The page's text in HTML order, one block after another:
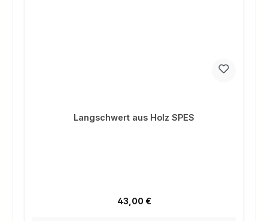
Langschwert aus Holz SPES
Regulärer Preis:
43,00 €